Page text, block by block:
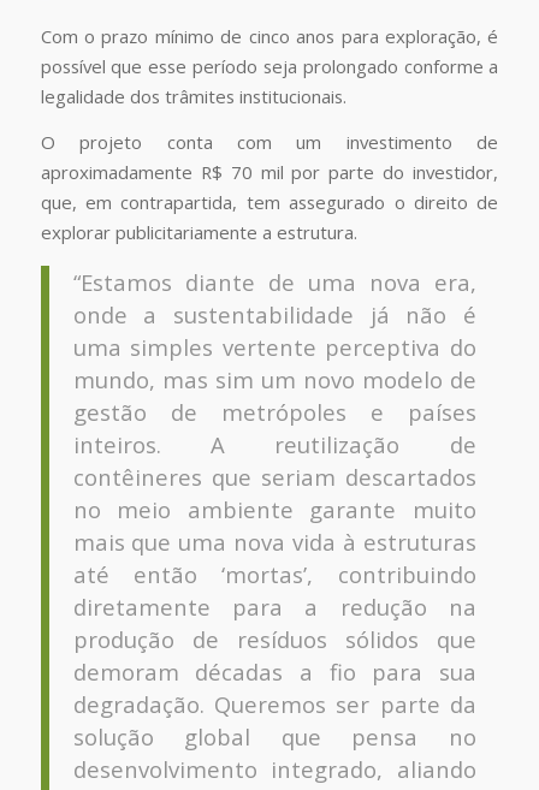
Com o prazo mínimo de cinco anos para exploração, é
possível que esse período seja prolongado conforme a
legalidade dos trâmites institucionais.
O projeto conta com um investimento de
aproximadamente R$ 70 mil por parte do investidor,
que, em contrapartida, tem assegurado o direito de
explorar publicitariamente a estrutura.
“Estamos diante de uma nova era,
onde a sustentabilidade já não é
uma simples vertente perceptiva do
mundo, mas sim um novo modelo de
gestão de metrópoles e países
inteiros. A reutilização de
contêineres que seriam descartados
no meio ambiente garante muito
mais que uma nova vida à estruturas
até então ‘mortas’, contribuindo
diretamente para a redução na
produção de resíduos sólidos que
demoram décadas a fio para sua
degradação. Queremos ser parte da
solução global que pensa no
desenvolvimento integrado, aliando